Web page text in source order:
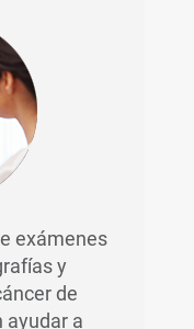
exámenes
y
de
ayudar a